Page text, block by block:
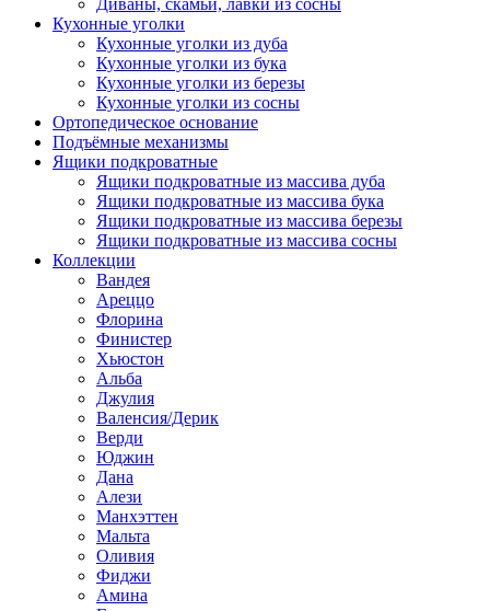
Диваны, скамьи, лавки из сосны
Кухонные уголки
Кухонные уголки из дуба
Кухонные уголки из бука
Кухонные уголки из березы
Кухонные уголки из сосны
Ортопедическое основание
Подъёмные механизмы
Ящики подкроватные
Ящики подкроватные из массива дуба
Ящики подкроватные из массива бука
Ящики подкроватные из массива березы
Ящики подкроватные из массива сосны
Коллекции
Вандея
Ареццо
Флорина
Финистер
Хьюстон
Альба
Джулия
Валенсия/Дерик
Верди
Юджин
Дана
Алези
Манхэттен
Мальта
Оливия
Фиджи
Амина